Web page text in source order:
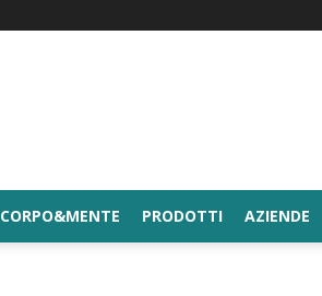
CORPO&MENTE PRODOTTI AZIENDE